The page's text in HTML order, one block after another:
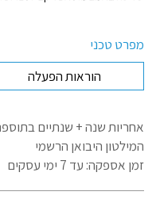
מפרט טכני
הוראות הפעלה
אחריות שנה + שנתיים בתוספת תשלום 199 ש"ח
המילטון היבואן הרשמי
זמן אספקה: עד 7 ימי עסקים